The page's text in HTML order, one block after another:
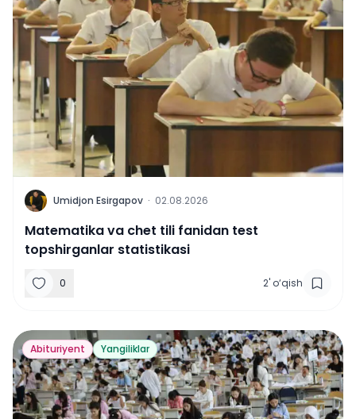
U Umidjon Esirgapov · 02.08.2026
Matematika va chet tili fanidan test
topshirganlar statistikasi
0 2' o‘qish
Abituriyent Yangiliklar